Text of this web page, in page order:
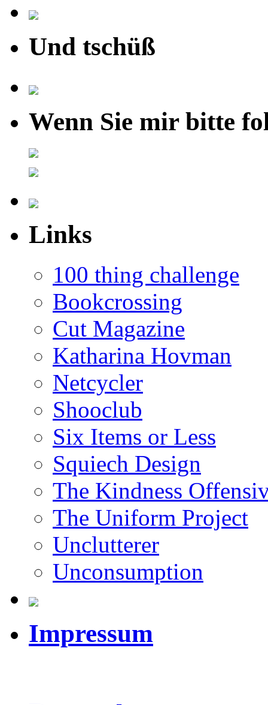
Und tschüß
Wenn Sie mir bitte
Links
100 thing challenge
Bookcrossing
Cut Magazine
Katharina Hovman
Netcycler
Shooclub
Six Items or Less
Squiech Design
The Kindness
The Uniform Project
Unclutterer
Unconsumption
Impressum